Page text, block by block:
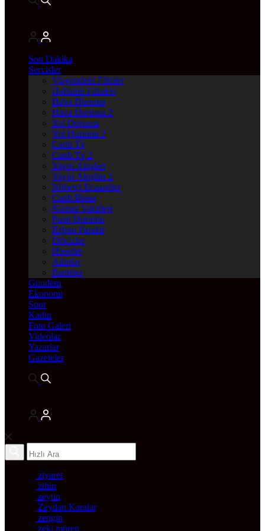
Son Dakika
Servisler
Vizyondaki Filmler
Haftanin Filmleri
Hava Durumu
Hava Durumu 2
Yol Durumu
Yol Durumu 2
Canlı Tv
Canlı Tv 2
Yayın Akışları
Yayın Akışları 2
Nöbetçi Eczaneler
Canlı Borsa
Namaz Vakitleri
Puan Durumu
Kripto Paralar
Dövizler
Hisseler
Altınlar
Pariteler
Gündem
Ekonomi
Spor
Kadın
Foto Galeri
Videolar
Yazarlar
Gazeteler
ziyaret
zihin
zeytin
Zeydan Karalar
zengin
zeki müren